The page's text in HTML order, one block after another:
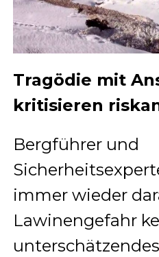
Tragödie mit
kritisieren
Bergführer und
immer wieder
Lawinengefahr